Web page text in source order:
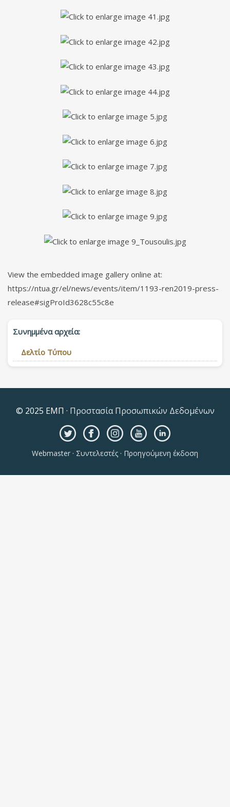
View the embedded image gallery online at:
https://ntua.gr/el/news/events/item/1193-ren2019-press-
release#sigProId3628c55c8e
Συνημμένα αρχεία:
Δελτίο Τύπου
© 2025 ΕΜΠ · Προστασία Προσωπικών Δεδομένων
Webmaster · Συντελεστές · Προηγούμενη έκδοση